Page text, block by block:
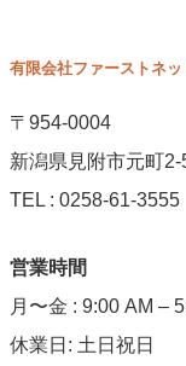
有限会社ファーストネッ
〒954-0004
新潟県見附市元町2-
TEL : 0258-61-
営業時間
月〜金 : 9:00 AM –
休業日: 土日祝日